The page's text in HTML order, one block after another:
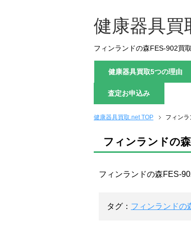
健康器具買
フィンランドの森FES-902買取
健康器具買取5つの理由
査定お申込み
健康器具買取.net TOP フィン
フィンランドの
フィンランドの森FES-
タグ： フィンランドの